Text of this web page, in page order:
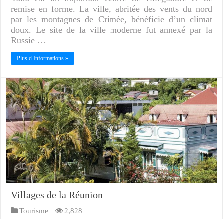
remise en forme. La ville, abritée des vents du nord
par les montagnes de Crimée, bénéficie d’un climat
doux. Le site de la ville moderne fut annexé par la
Russie …
Plus d Informations »
Villages de la Réunion
Tourisme 2,828